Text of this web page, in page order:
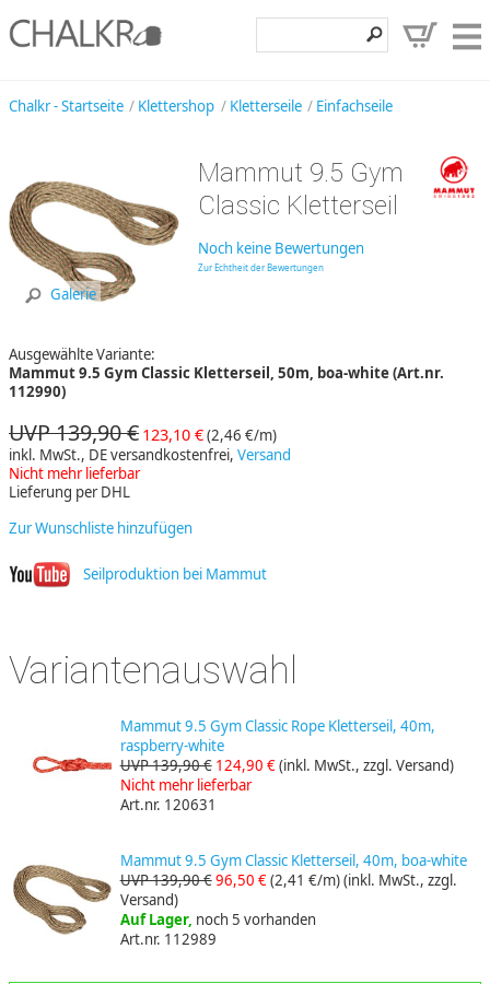
Klettershop
Entdecken
Chalkr - Startseite Klettershop Kletterseile Einfachseile
Galerie
Mammut 9.5 Gym
Classic Kletterseil
Noch keine Bewertungen
Zur Echtheit der Bewertungen
Ausgewählte Variante:
Mammut 9.5 Gym Classic Kletterseil, 50m, boa-white (Art.nr.
112990)
UVP 139,90 € 123,10 €(2,46 €/m)
inkl. MwSt., DE versandkostenfrei, Versand
Nicht mehr lieferbar
Lieferung per DHL
Zur Wunschliste hinzufügen
Seilproduktion bei Mammut
Variantenauswahl
Mammut 9.5 Gym Classic Rope Kletterseil, 40m,
raspberry-white
UVP 139,90 € 124,90 €(inkl. MwSt., zzgl. Versand)
Nicht mehr lieferbar
Art.nr. 120631
Mammut 9.5 Gym Classic Kletterseil, 40m, boa-white
UVP 139,90 €96,50 €(2,41 €/m)(inkl. MwSt., zzgl.
Versand)
Auf Lager, noch 5 vorhanden
Art.nr. 112989